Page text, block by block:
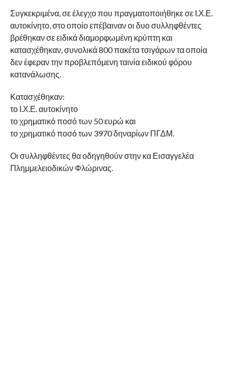
Συγκεκριμένα, σε έλεγχο που πραγματοποιήθηκε σε Ι.Χ.Ε.
αυτοκίνητο, στο οποίο επέβαιναν οι δυο συλληφθέντες
βρέθηκαν σε ειδικά διαμορφωμένη κρύπτη και
κατασχέθηκαν, συνολικά 800 πακέτα τσιγάρων τα οποία
δεν έφεραν την προβλεπόμενη ταινία ειδικού φόρου
κατανάλωσης.
Κατασχέθηκαν:
το Ι.Χ.Ε. αυτοκίνητο
το χρηματικό ποσό των 50 ευρώ και
το χρηματικό ποσό των 3970 δηναρίων ΠΓΔΜ.
Οι συλληφθέντες θα οδηγηθούν στην κα Εισαγγελέα
Πλημμελειοδικών Φλώρινας.